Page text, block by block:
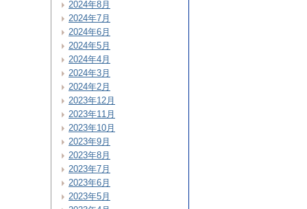
2024年8月
2024年7月
2024年6月
2024年5月
2024年4月
2024年3月
2024年2月
2023年12月
2023年11月
2023年10月
2023年9月
2023年8月
2023年7月
2023年6月
2023年5月